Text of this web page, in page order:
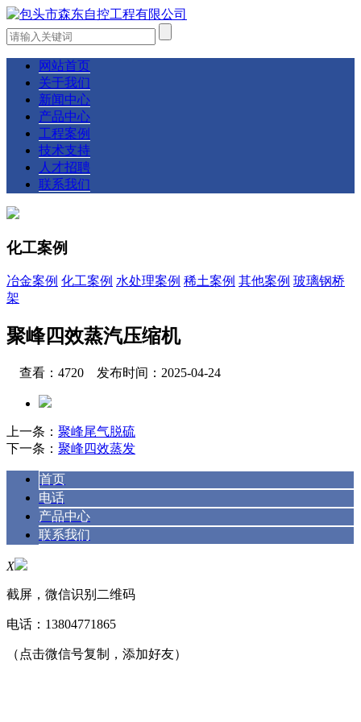
网站首页
关于我们
新闻中心
产品中心
工程案例
技术支持
人才招聘
联系我们
化工案例
冶金案例 化工案例 水处理案例 稀土案例 其他案例 玻璃钢桥
架
聚峰四效蒸汽压缩机
查看：4720 发布时间：2025-04-24
上一条： 聚峰尾气脱硫
下一条： 聚峰四效蒸发
首页
电话
产品中心
联系我们
X
截屏，微信识别二维码
电话： 13804771865
（点击微信号复制，添加好友）